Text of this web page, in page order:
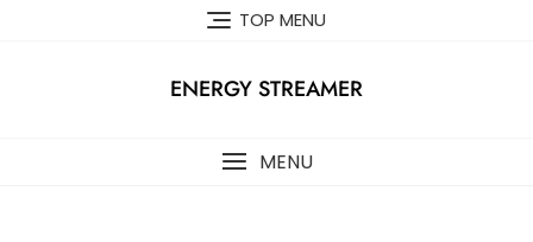
TOP MENU
ENERGY STREAMER
MENU